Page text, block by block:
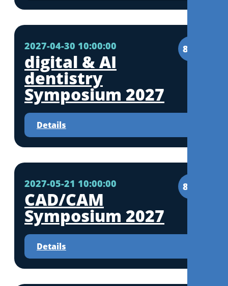
2027-04-30 10:00:00 8CE
digital & AI
dentistry
Symposium 2027
Details
2027-05-21 10:00:00 8CE
CAD/CAM
Symposium 2027
Details